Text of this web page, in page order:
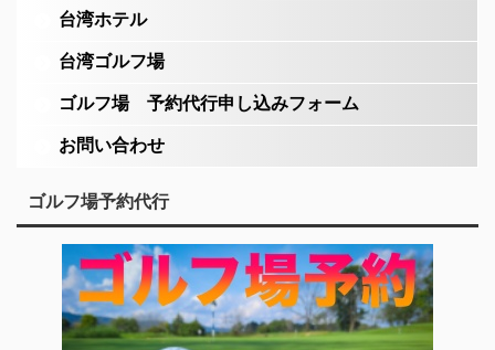
台湾ホテル
台湾ゴルフ場
ゴルフ場 予約代行申し込みフォーム
お問い合わせ
ゴルフ場予約代行